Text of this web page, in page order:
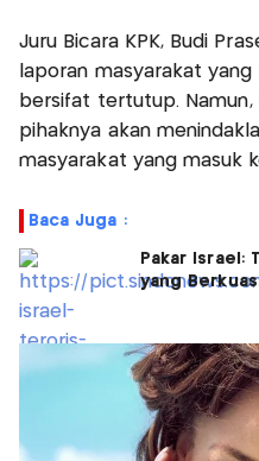
Juru Bicara KPK, Budi
laporan masyarakat
bersifat tertutup. Namun,
pihaknya akan
masyarakat yang masuk
Baca Juga :
Pakar Israel:
yang